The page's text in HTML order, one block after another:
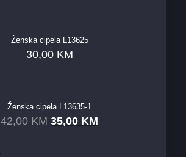
Ženska cipela L13625
30,00 KM
Ženska cipela L13635-1
42,00 KM 35,00 KM